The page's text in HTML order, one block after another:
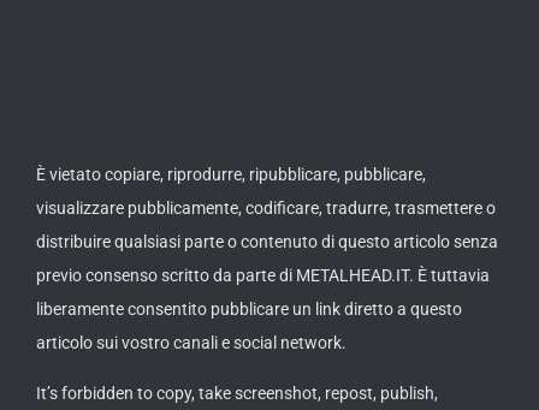
È vietato copiare, riprodurre, ripubblicare, pubblicare,
visualizzare pubblicamente, codificare, tradurre, trasmettere o
distribuire qualsiasi parte o contenuto di questo articolo senza
previo consenso scritto da parte di METALHEAD.IT. È tuttavia
liberamente consentito pubblicare un link diretto a questo
articolo sui vostro canali e social network.
It’s forbidden to copy, take screenshot, repost, publish,